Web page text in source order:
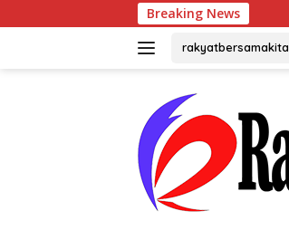
ke
Breaking News
rakyatbersamakita